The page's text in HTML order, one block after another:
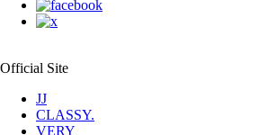
Official Site
JJ
CLASSY.
VERY